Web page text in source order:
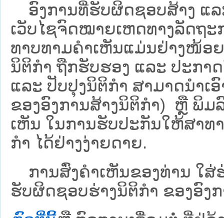
ອົງການທີ່ຮັບຜິດຊອບສ້າງ ແລ
ເວັບ​ໄຊຈົດໝາຍເຫດທາງລັດຖະ
ທາບທາມຄໍາເຫັນແມ່ນຢ່າງໜ້ອ
ນິຕິກໍາ ຖືກຮັບຮອງ ແລະ ປະກາ
ແລະ ປັບປຸງນິຕິກໍາ ສາມາດນຳເ
ຂອງອົງການສ້າງນິຕິກຳ) ຫຼື ພິມ
ເຫັນ ໃນການຮັບປະກັນໃຫ້ສາທ
ກຳ ໄດ້ຢ່າງງ່າຍດາຍ.
ການສົ່ງຄໍາເຫັນຂອງທ່ານ ໃສ່
ຮັບຜິດຊອບຮ່າງນິຕິກຳ ຂອງອົງ